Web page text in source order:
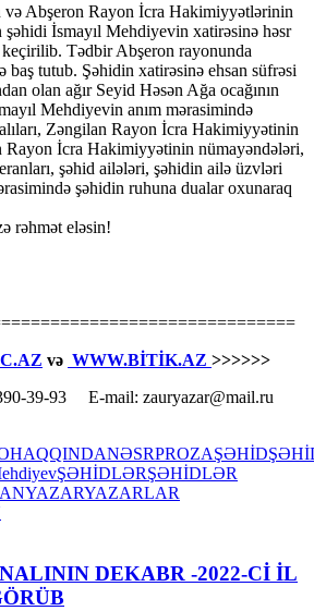
Abşeron Rayon İcra Hakimiyyətlərinin
şəhidi İsmayıl Mehdiyevin xatirəsinə həsr
keçirilib. Tədbir Abşeron rayonunda
baş tutub. Şəhidin xatirəsinə ehsan süfrəsi
olan ağır Seyid Həsən Ağa ocağının
Mehdiyevin anım mərasimində
Zəngilan Rayon İcra Hakimiyyətinin
Rayon İcra Hakimiyyətinin nümayəndələri,
şəhid ailələri, şəhidin ailə üzvləri
şəhidin ruhuna dualar oxunaraq
rəhmət eləsin!
və WWW.BİTİK.AZ >>>>>>
39-93 E-mail: zauryazar@mail.ru
HAQQINDANƏSRPROZAŞƏHİD
ŞƏHİDLƏRŞƏHİDLƏR
YAZARYAZARLAR
DEKABR -2022-Cİ İL